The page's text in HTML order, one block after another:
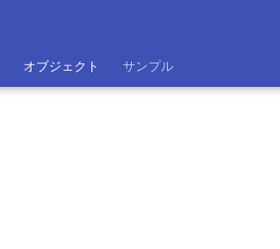
オブジェクト サンプル